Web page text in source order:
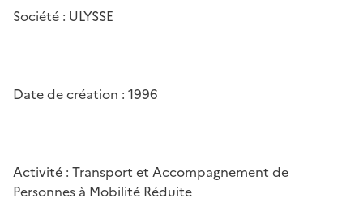
Société : ULYSSE
Date de création : 1996
Activité : Transport et Accompagnement de
Personnes à Mobilité Réduite